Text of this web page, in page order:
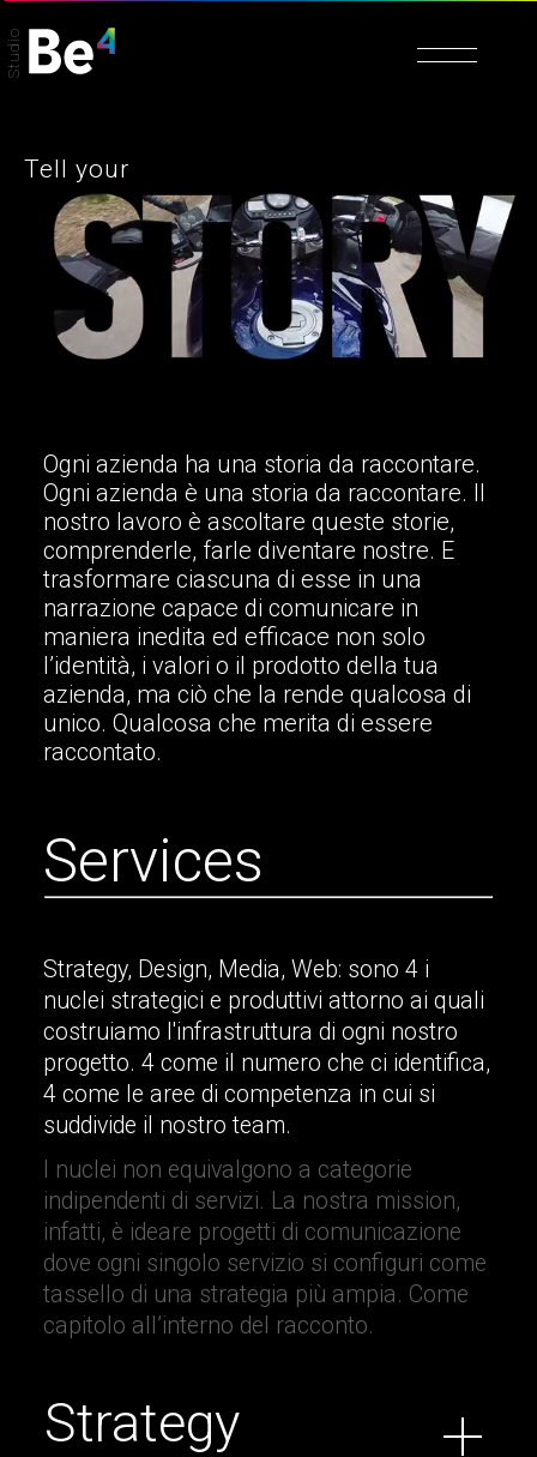
Studio
Tell your
Ogni azienda ha una storia da raccontare.
Ogni azienda è una storia da raccontare. Il
nostro lavoro è ascoltare queste storie,
comprenderle, farle diventare nostre. E
trasformare ciascuna di esse in una
narrazione capace di comunicare in
maniera inedita ed efficace non solo
l’identità, i valori o il prodotto della tua
azienda, ma ciò che la rende qualcosa di
unico. Qualcosa che merita di essere
raccontato.
Services
Strategy, Design, Media, Web: sono 4 i
nuclei strategici e produttivi attorno ai quali
costruiamo l'infrastruttura di ogni nostro
progetto. 4 come il numero che ci identifica,
4 come le aree di competenza in cui si
suddivide il nostro team.
I nuclei non equivalgono a categorie
indipendenti di servizi. La nostra mission,
infatti, è ideare progetti di comunicazione
dove ogni singolo servizio si configuri come
tassello di una strategia più ampia. Come
capitolo all’interno del racconto.
Strategy